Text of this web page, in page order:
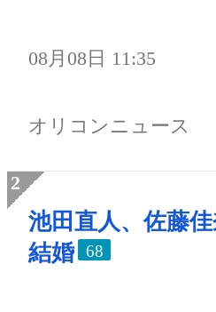
08月08日 11:35
オリコンニュース
池田直人、佐藤
結婚
68